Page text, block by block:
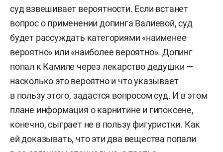
суд взвешивает вероятности. Если встанет
вопрос о применении допинга Валиевой, суд
будет рассуждать категориями «наименее
вероятно» или «наиболее вероятно». Допинг
попал к Камиле через лекарство дедушки —
насколько это вероятно и что указывает
в пользу этого, задастся вопросом суд. И в этом
плане информация о карнитине и гипоксене,
конечно, сыграет не в пользу фигуристки. Как
ей доказывать, что эти два вещества попали